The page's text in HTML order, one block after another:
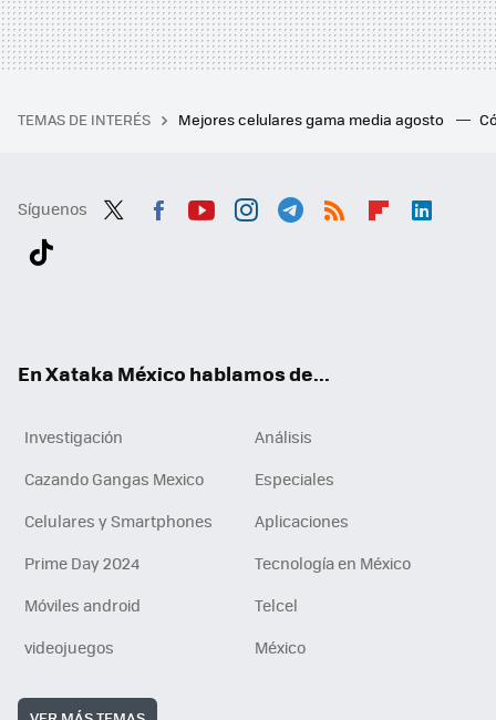
TEMAS DE INTERÉS Mejores celulares gama media agosto
Síguenos
En Xataka México hablamos de...
Investigación
Análisis
Cazando Gangas Mexico
Especiales
Celulares y Smartphones
Aplicaciones
Prime Day 2024
Tecnología en México
Móviles android
Telcel
videojuegos
México